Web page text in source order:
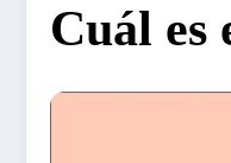
Cuál es